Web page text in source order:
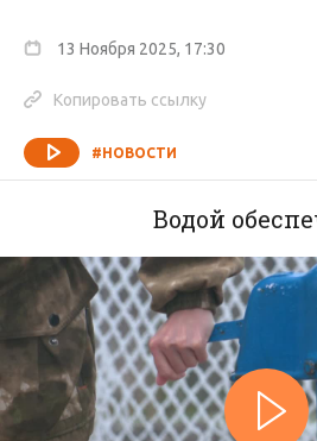
13 Ноября 2025, 17:30
Копировать ссылку
#НОВОСТИ
Водой